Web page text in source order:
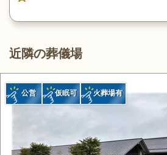
近隣の葬儀場
公営 仮眠可 火葬場有